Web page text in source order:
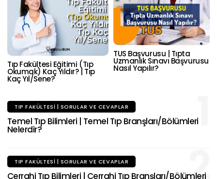
Tıp Fakültesi Eğitimi (Tıp
Okumak) Kaç Yıldır? | Tıp
Kaç Yıl/Sene?
TUS Başvurusu | Tıpta
Uzmanlık Sınavı Başvurusu
Nasıl Yapılır?
1
TIP FAKÜLTESI | SORULAR VE CEVAPLAR
Temel Tıp Bilimleri | Temel Tıp Branşları/Bölümleri
Nelerdir?
2
TIP FAKÜLTESI | SORULAR VE CEVAPLAR
Cerrahi Tıp Bilimleri | Cerrahi Tıp Branşları/Bölümleri